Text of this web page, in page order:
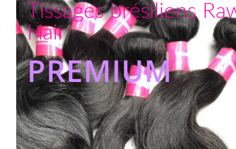
Tissages brésiliens
Hair
PREMIUM